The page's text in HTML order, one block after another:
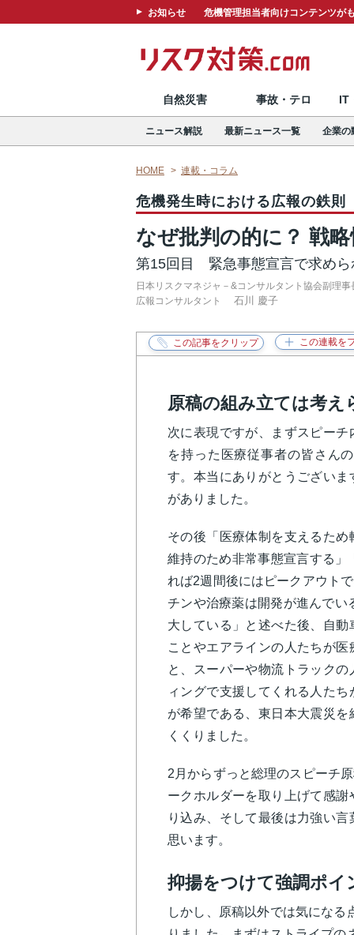
お知らせ 危機管理担当者向けコンテンツが
自然災害 事故・テロ IT
ニュース解説 最新ニュース一覧 企業の
HOME 連載・コラム
危機発生時における広報の鉄則
なぜ批判の的に？ 戦
第15回目 緊急事態宣言で求めら
日本リスクマネジャ－&コンサルタント協会副理
広報コンサルタント
石川 慶子
原稿の組み立ては考え
次に表現ですが、まずスピー
を持った医療従事者の皆さん
す。本当にありがとうござい
がありました。
その後「医療体制を支えるた
維持のため非常事態宣言する」
れば2週間後にはピークアウト
チンや治療薬は開発が進んで
大している」と述べた後、自
ことやエアラインの人たちが
と、スーパーや物流トラック
ィングで支援してくれる人た
が希望である、東日本大震災
くくりました。
2月からずっと総理のスピーチ
ークホルダーを取り上げて感
り込み、そして最後は力強い
思います。
抑揚をつけて強調ポイ
しかし、原稿以外では気になる